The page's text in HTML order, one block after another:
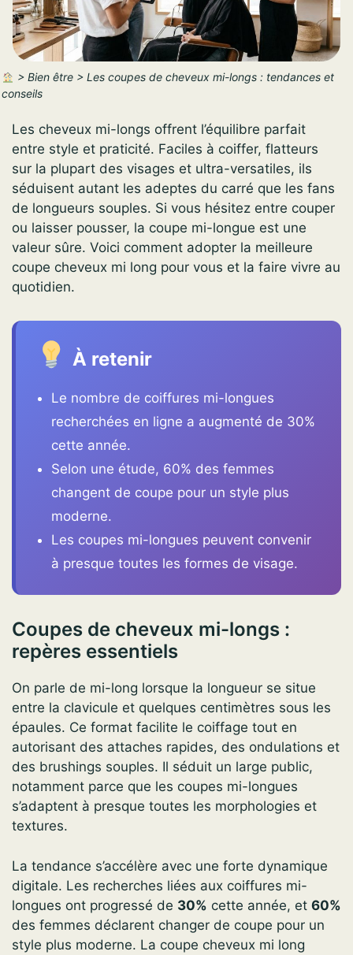
> Bien être> Les coupes de cheveux mi-longs : tendances et
conseils
Les cheveux mi-longs offrent l’équilibre parfait
entre style et praticité. Faciles à coiffer, flatteurs
sur la plupart des visages et ultra-versatiles, ils
séduisent autant les adeptes du carré que les fans
de longueurs souples. Si vous hésitez entre couper
ou laisser pousser, la coupe mi-longue est une
valeur sûre. Voici comment adopter la meilleure
coupe cheveux mi long pour vous et la faire vivre au
quotidien.
À retenir
Le nombre de coiffures mi-longues
recherchées en ligne a augmenté de 30%
cette année.
Selon une étude, 60% des femmes
changent de coupe pour un style plus
moderne.
Les coupes mi-longues peuvent convenir
à presque toutes les formes de visage.
Coupes de cheveux mi-longs :
repères essentiels
On parle de mi-long lorsque la longueur se situe
entre la clavicule et quelques centimètres sous les
épaules. Ce format facilite le coiffage tout en
autorisant des attaches rapides, des ondulations et
des brushings souples. Il séduit un large public,
notamment parce que les coupes mi-longues
s’adaptent à presque toutes les morphologies et
textures.
La tendance s’accélère avec une forte dynamique
digitale. Les recherches liées aux coiffures mi-
longues ont progressé de 30% cette année, et 60%
des femmes déclarent changer de coupe pour un
style plus moderne. La coupe cheveux mi long